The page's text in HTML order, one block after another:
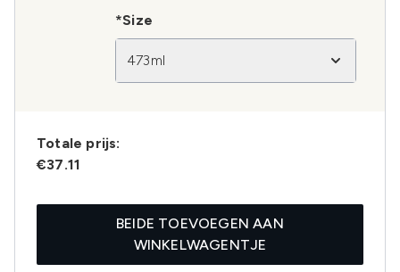
*Size
473ml
Totale prijs:
€37.11
BEIDE TOEVOEGEN AAN
WINKELWAGENTJE